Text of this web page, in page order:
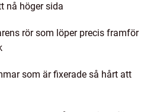
nå höger sida
rör som löper precis framför
som är fixerade så hårt att